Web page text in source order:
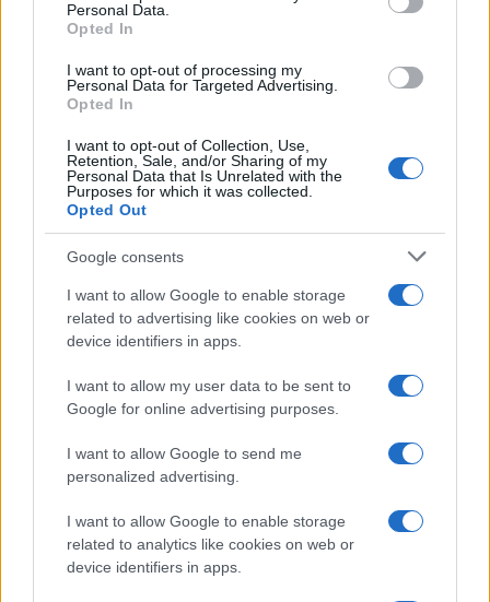
Personal Data.
Opted In
I want to opt-out of processing my
Personal Data for Targeted Advertising.
Opted In
I want to opt-out of Collection, Use,
Retention, Sale, and/or Sharing of my
Personal Data that Is Unrelated with the
Purposes for which it was collected.
Opted Out
Google consents
I want to allow Google to enable storage
related to advertising like cookies on web or
device identifiers in apps.
I want to allow my user data to be sent to
Google for online advertising purposes.
I want to allow Google to send me
personalized advertising.
I want to allow Google to enable storage
related to analytics like cookies on web or
device identifiers in apps.
Ez az a pillanat, amire vártam. És most itt
van. Mindent beleadok. Továbbra is azok
hangja leszek, akik nincsenek itt, akiknek
haza kell jönniük” – tette hozzá.
Az Eurovíziós Dalfesztivál betiltotta a